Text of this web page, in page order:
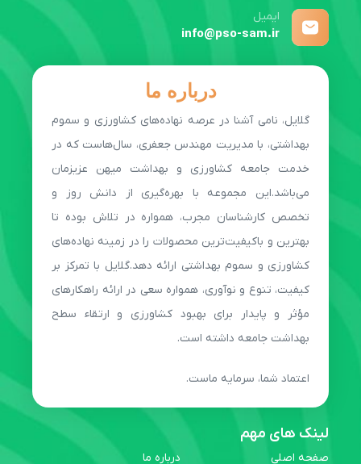
لینک های مهم
صفحه اصلی درباره ما
درباره ما
گلایل، نامی آشنا در عرصه نهاده‌های کشاورزی و سموم
بهداشتی، با مدیریت مهندس جعفری، سال‌هاست که در
خدمت جامعه کشاورزی و بهداشت میهن عزیزمان
می‌باشد.این مجموعه با بهره‌گیری از دانش روز و
تخصص کارشناسان مجرب، همواره در تلاش بوده تا
بهترین و باکیفیت‌ترین محصولات را در زمینه نهاده‌های
کشاورزی و سموم بهداشتی ارائه دهد.گلایل با تمرکز بر
کیفیت، تنوع و نوآوری، همواره سعی در ارائه راهکارهای
مؤثر و پایدار برای بهبود کشاورزی و ارتقاء سطح
بهداشت جامعه داشته است.
اعتماد شما، سرمایه ماست.
ایمیل
info@pso-sam.ir